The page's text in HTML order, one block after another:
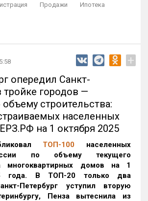
Продажи
Ипотека
+
опередил Санкт-
тройке городов —
строительства:
населенных
на 1 октября 2025
ТОП-100 населенных
по объему текущего
многоквартирных домов на 1
года. В ТОП-20 только два
Петербург уступил вторую
Пенза вытеснила из